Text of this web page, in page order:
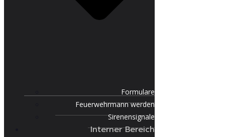
Formulare
Feuerwehrmann werden
Sirenensignale
Interner Bereich